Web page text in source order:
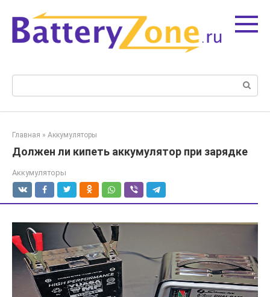
контенту
Поиск:
Главная » Аккумуляторы
Должен ли кипеть аккумулятор при зарядке
Аккумуляторы